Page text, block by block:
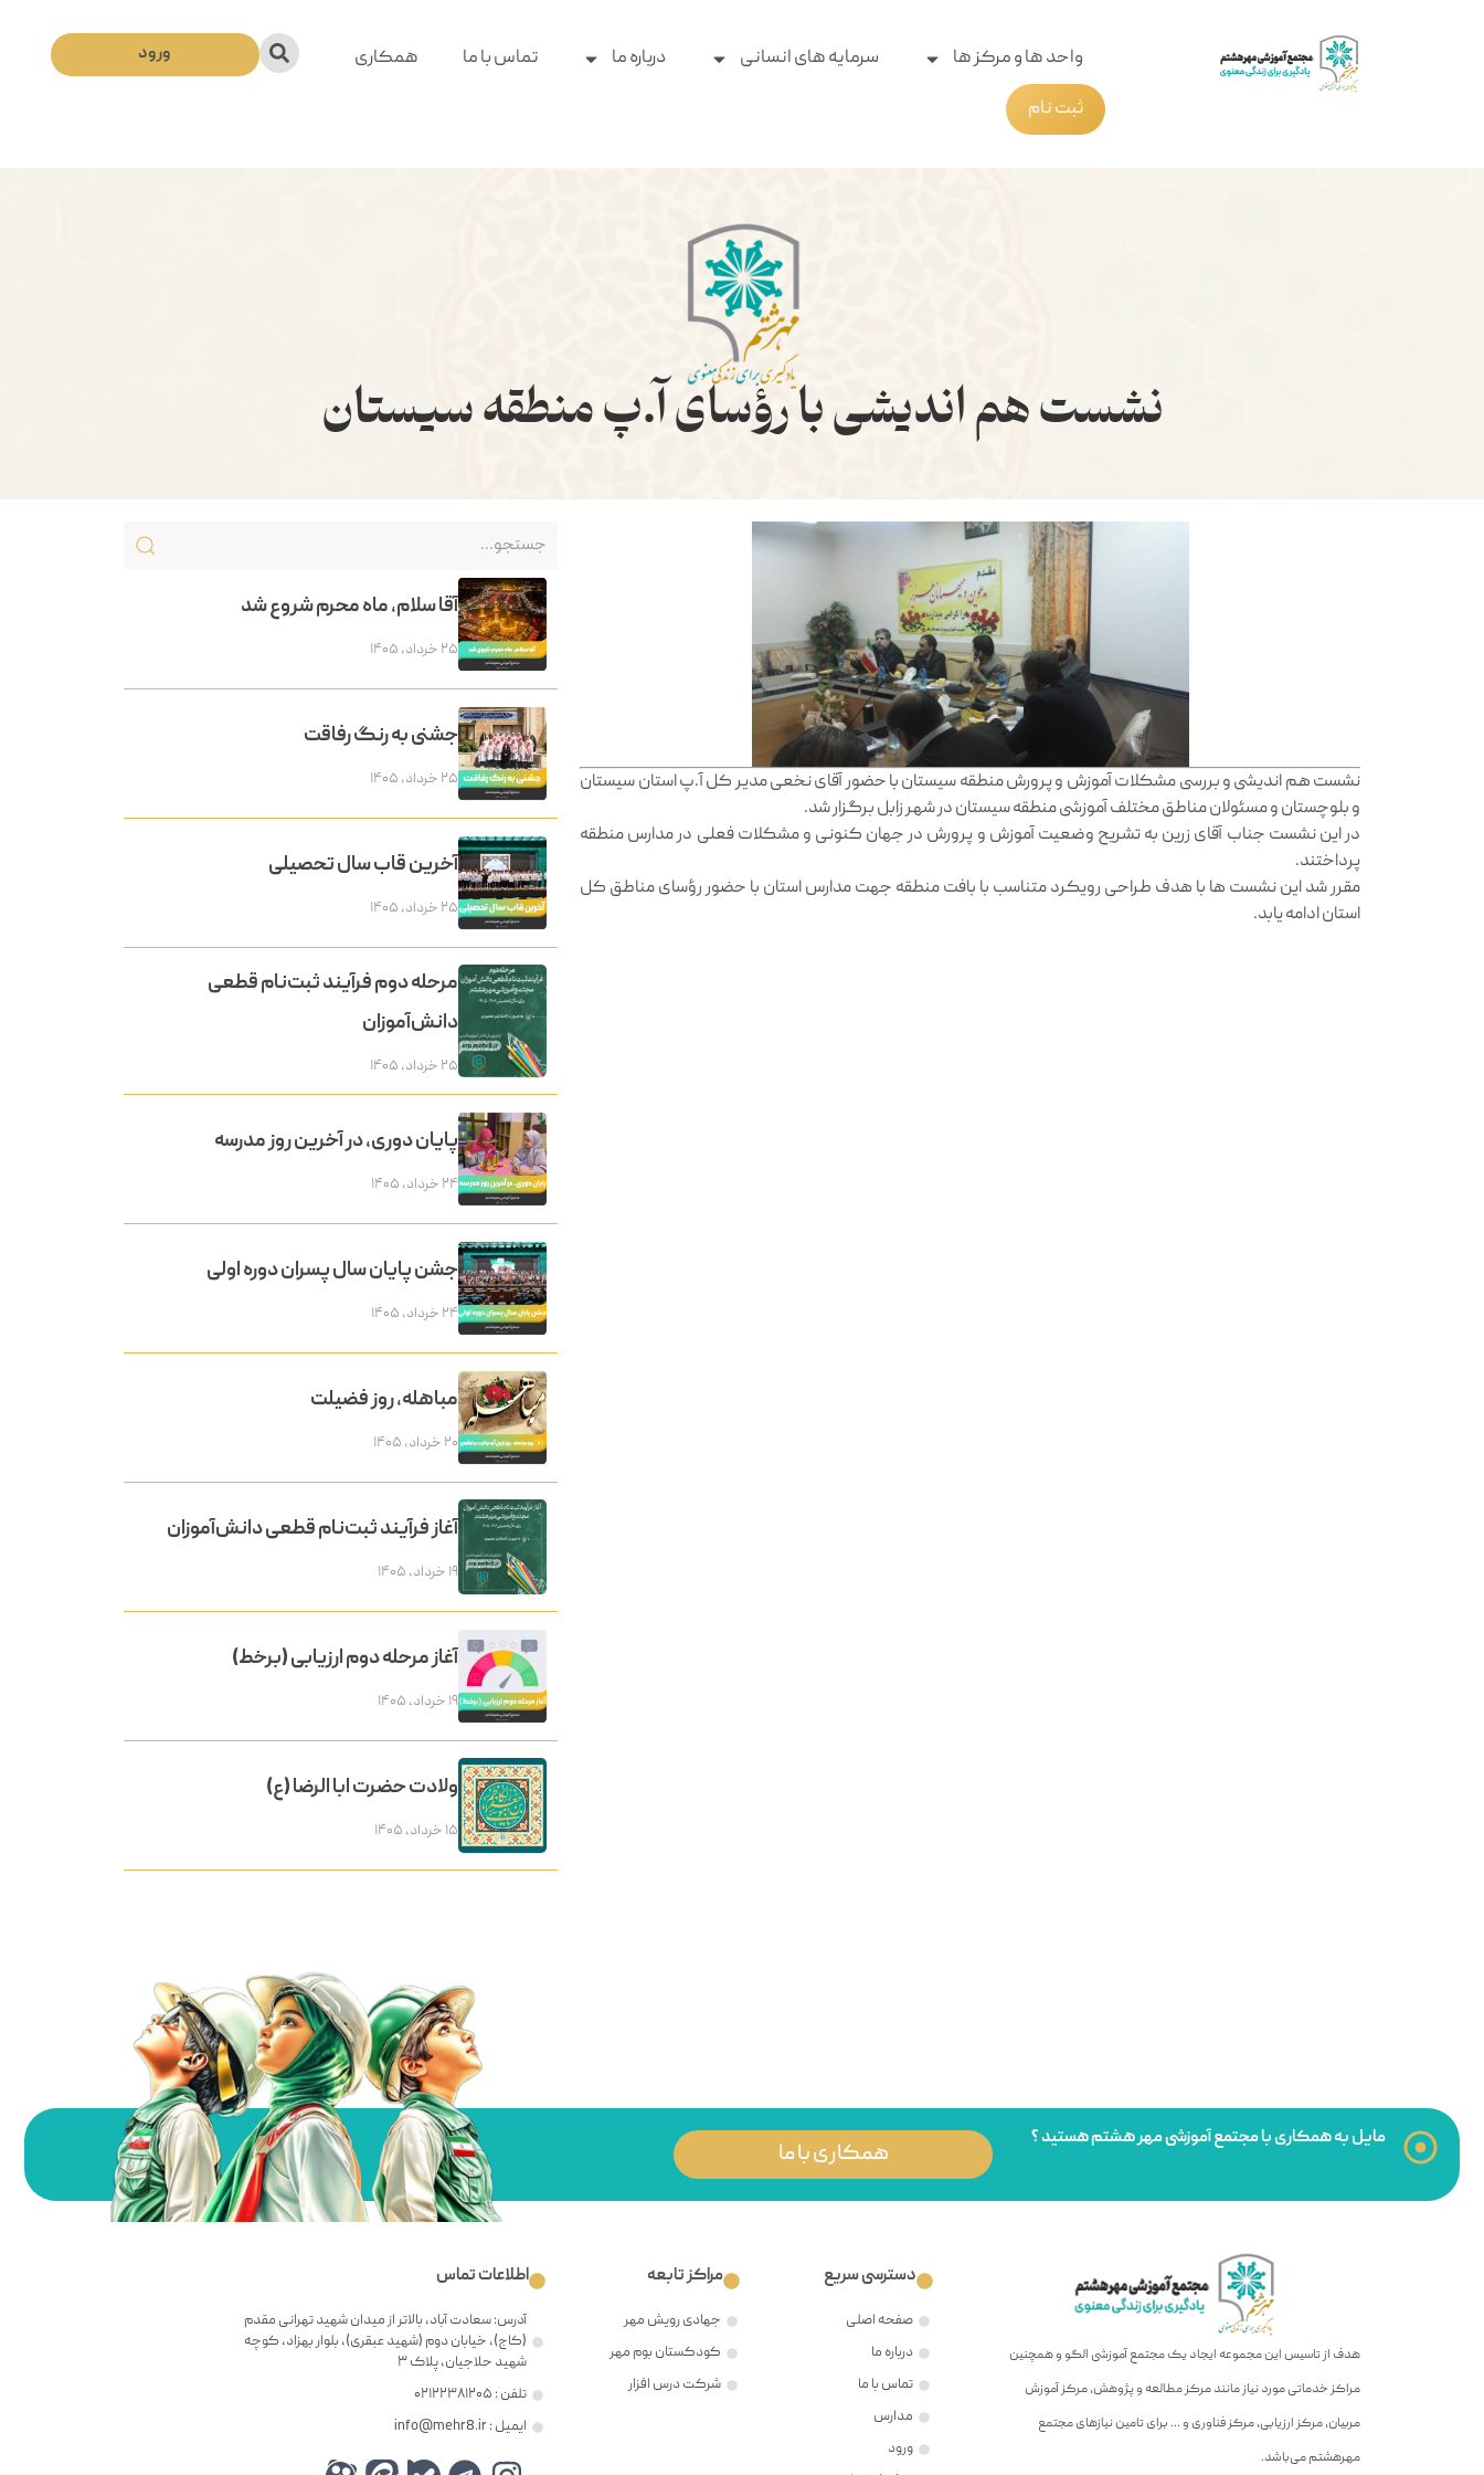
واحد ها و مرکز ها سرمایه های انسانی درباره ما تماس با ما
همکاری
ثبت نام
ورود
نشست هم اندیشی با رؤسای آ.پ منطقه سیستان
نشست هم اندیشی و بررسی مشکلات آموزش و پرورش منطقه سیستان با حضور آقای نخعی مدیر کل آ.پ استان سیستان
و بلوچستان و مسئولان مناطق مختلف آموزشی منطقه سیستان در شهر زابل برگزار شد.
در این نشست جناب آقای زرین به تشریح وضعیت آموزش و پرورش در جهان کنونی و مشکلات فعلی در مدارس منطقه
پرداختند.
مقرر شد این نشست ها با هدف طراحی رویکرد متناسب با بافت منطقه جهت مدارس استان با حضور رؤسای مناطق کل
استان ادامه یابد.
آقا سلام، ماه محرم شروع شد
۲۵ خرداد, ۱۴۰۵
جشنی به رنگ رفاقت
۲۵ خرداد, ۱۴۰۵
آخرین قاب سال تحصیلی
۲۵ خرداد, ۱۴۰۵
مرحله دوم فرآیند ثبت‌نام قطعی
دانش‌آموزان
۲۵ خرداد, ۱۴۰۵
پایان دوری، در آخرین روز مدرسه
۲۴ خرداد, ۱۴۰۵
جشن پایان سال پسران دوره اولی
۲۴ خرداد, ۱۴۰۵
مباهله، روز فضیلت
۲۰ خرداد, ۱۴۰۵
آغاز فرآیند ثبت‌نام قطعی دانش‌آموزان
۱۹ خرداد, ۱۴۰۵
آغاز مرحله دوم ارزیابی (برخط)
۱۹ خرداد, ۱۴۰۵
ولادت حضرت ابا الرضا (ع)
۱۵ خرداد, ۱۴۰۵
مایل به همکاری با مجتمع آموزشی مهر هشتم هستید ؟
همکاری با ما
هدف از تاسیس این مجموعه ایجاد یک مجتمع آموزشی الگو و همچنین
مراکز خدماتی مورد نیاز مانند مرکز مطالعه و پژوهش، مرکز آموزش
مربیان، مرکز ارزیابی، مرکز فناوری و … برای تامین نیازهای مجتمع
مهرهشتم می‌باشد.
دسترسی سریع
صفحه اصلی
درباره ما
تماس با ما
مدارس
ورود
مراکز تابعه
جهادی رویش مهر
کودکستان بوم مهر
شرکت درس افزار
اطلاعات تماس
آدرس: سعادت آباد، بالاتر از میدان شهید تهرانی مقدم
(کاج)، خیابان دوم (شهید عبقری)، بلوار بهزاد، کوچه
شهید حلاجیان، پلاک ۳
تلفن : ۰۲۱۲۲۳۸۱۲۰۵
ایمیل : info@mehr8.ir